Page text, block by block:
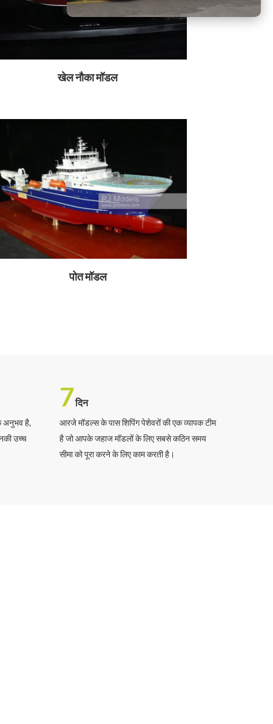
खेल नौका मॉडल
पोत मॉडल
अनुभव है,
उच्च
7दिन
आरजे मॉडल्स के पास शिपिंग पेशेवरों की एक व्यापक टीम
है जो आपके जहाज मॉडलों के लिए सबसे कठिन समय
सीमा को पूरा करने के लिए काम करती है।